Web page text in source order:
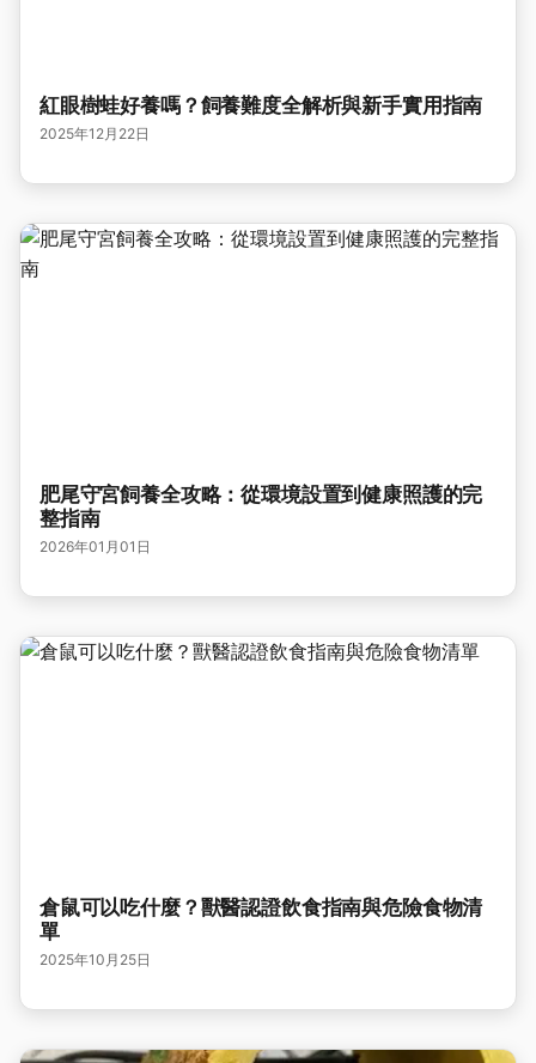
紅眼樹蛙好養嗎？飼養難度全解析與新手實用指南
2025年12月22日
肥尾守宮飼養全攻略：從環境設置到健康照護的完
整指南
2026年01月01日
倉鼠可以吃什麼？獸醫認證飲食指南與危險食物清
單
2025年10月25日